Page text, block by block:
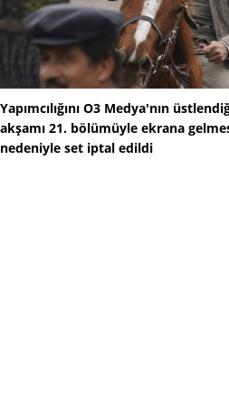
Yapımcılığını O3 Medya'nın
akşamı 21. bölümüyle ekrana
nedeniyle set iptal edildi